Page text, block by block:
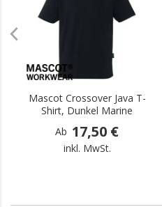
Mascot Crossover Java T-
Shirt, Dunkel Marine
Ab 17,50 €
inkl. MwSt.